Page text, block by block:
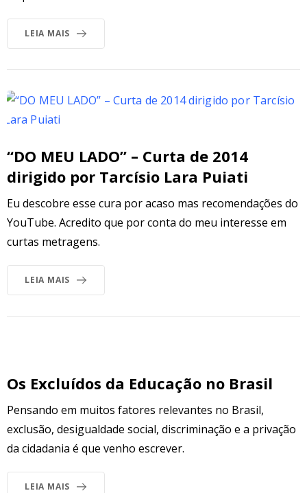
LEIA MAIS
“DO MEU LADO” – Curta de 2014
dirigido por Tarcísio Lara Puiati
Eu descobre esse cura por acaso mas recomendações do
YouTube. Acredito que por conta do meu interesse em
curtas metragens.
LEIA MAIS
Os Excluídos da Educação no Brasil
Pensando em muitos fatores relevantes no Brasil,
exclusão, desigualdade social, discriminação e a privação
da cidadania é que venho escrever.
LEIA MAIS